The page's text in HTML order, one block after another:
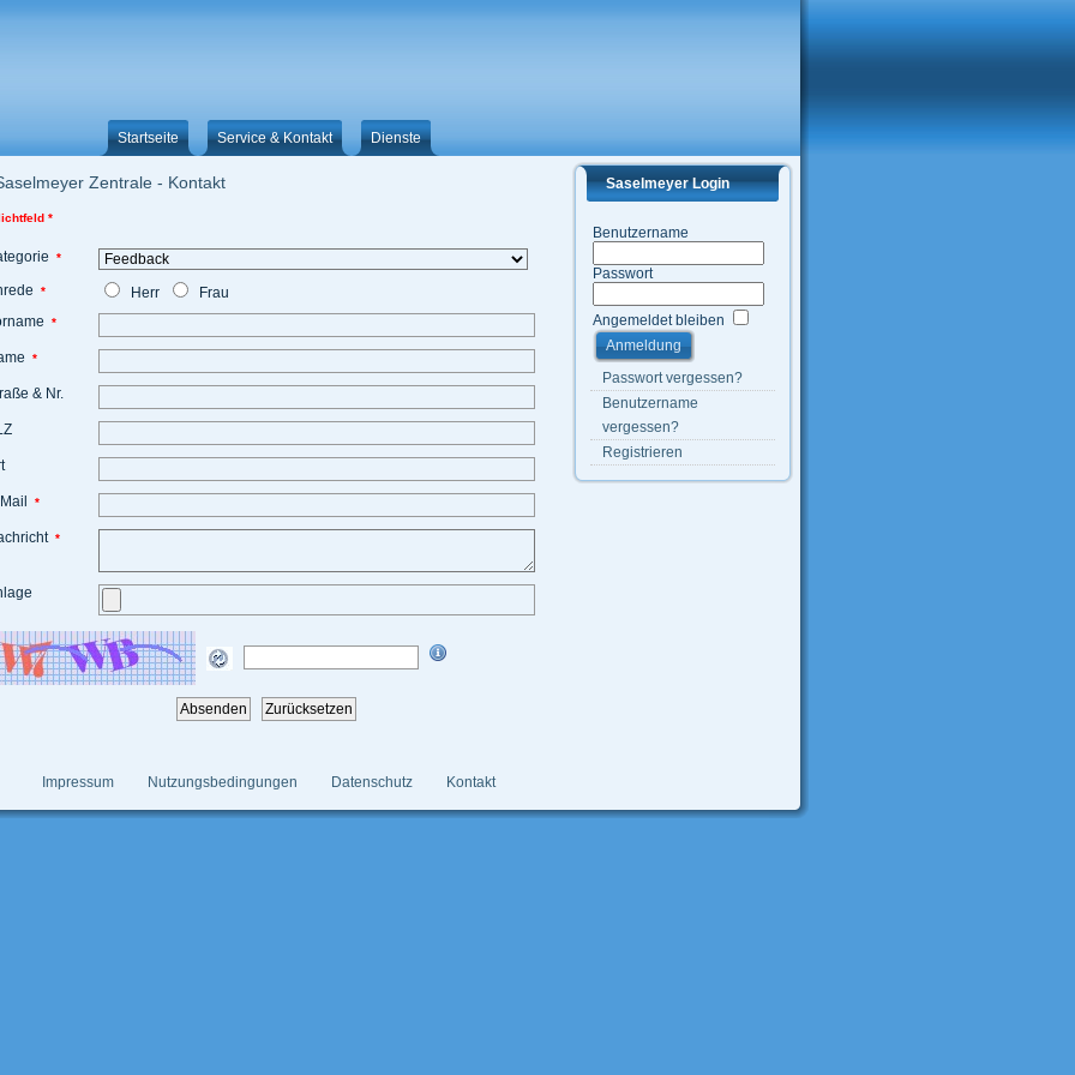
Startseite Service & Kontakt Dienste
Zentrale - Kontakt
*
*
* Herr
Frau
*
*
& Nr.
*
*
Saselmeyer Login
Benutzername
Passwort
Angemeldet bleiben
Passwort vergessen?
Benutzername
vergessen?
Registrieren
Impressum Nutzungsbedingungen Datenschutz Kontakt